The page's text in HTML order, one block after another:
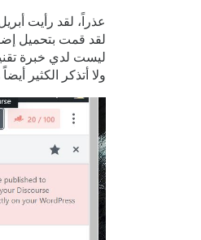
عذراً، لقد رأيت
لقد قمت بتحميل
ليست لدي خبرة
ولا أتذكر الكثير أيضاً